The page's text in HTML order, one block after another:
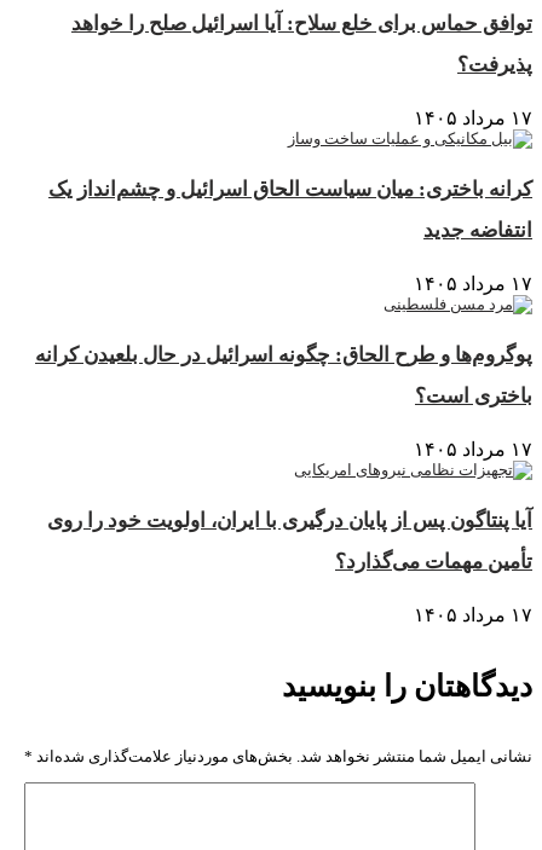
توافق حماس برای خلع سلاح: آیا اسرائیل صلح را خواهد
پذیرفت؟
۱۷ مرداد ۱۴۰۵
کرانه باختری: میان سیاست الحاق اسرائیل و چشم‌انداز یک
انتفاضه جدید
۱۷ مرداد ۱۴۰۵
پوگروم‌ها و طرح الحاق: چگونه اسرائیل در حال بلعیدن کرانه
باختری است؟
۱۷ مرداد ۱۴۰۵
آیا پنتاگون پس از پایان درگیری با ایران، اولویت خود را روی
تأمین مهمات می‌گذارد؟
۱۷ مرداد ۱۴۰۵
دیدگاهتان را بنویسید
نشانی ایمیل شما منتشر نخواهد شد. بخش‌های موردنیاز علامت‌گذاری شده‌اند *